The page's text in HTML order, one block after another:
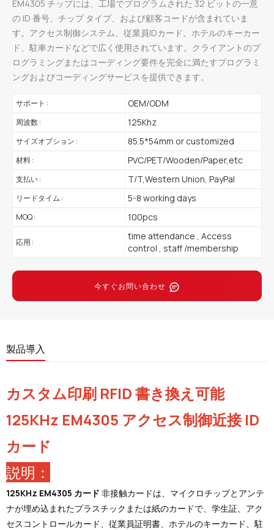
EM4305 チップには、工場でプログラムされた 32 ビットの一意
の ID 番号、チップ タイプ、および顧客コードが含まれていま
す。アクセス制御システム、従業員IDカード、ホテルのキーカー
ド、駐車カードなどで広く使用されています。クライアントのプ
ログラミングまたはコーディング要件を完全に満たすプログラミ
ングおよびコーディングサービスを提供できます。
サポート : OEM/ODM
周波数 : 125Khz
サイズオプション : 85.5*54mm or customized
材料 : PVC/PET/Wooden/Paper,etc
支払い : T/T,Western Union, PayPal
リードタイム : 5-8 working days
MOQ : 100pcs
応用 :
time attendance , Access
control , staff /membership
今すぐお問い合わせ
製品導入
カスタム印刷 RFID 書き換え可能
125KHz EM4305 アクセス制御近接 ID
カード
説明：
125KHz EM4305 カード 非接触カードは、マイクロチップとアンテ
ナが埋め込まれたプラスチックまたは紙のカードで、学生証、アク
セスコントロールカード、従業員証明書、ホテルのキーカード、駐